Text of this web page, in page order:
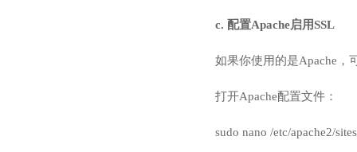
c. 配置Apache启用SSL
如果你使用的是Apache，
打开Apache配置文件：
sudo nano /etc/apache2/